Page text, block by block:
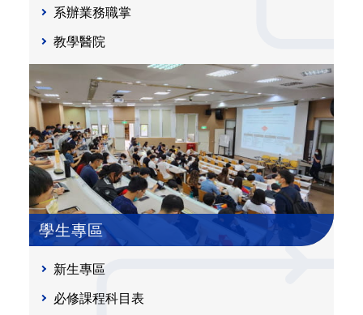
系辦業務職掌
教學醫院
學生專區
新生專區
必修課程科目表